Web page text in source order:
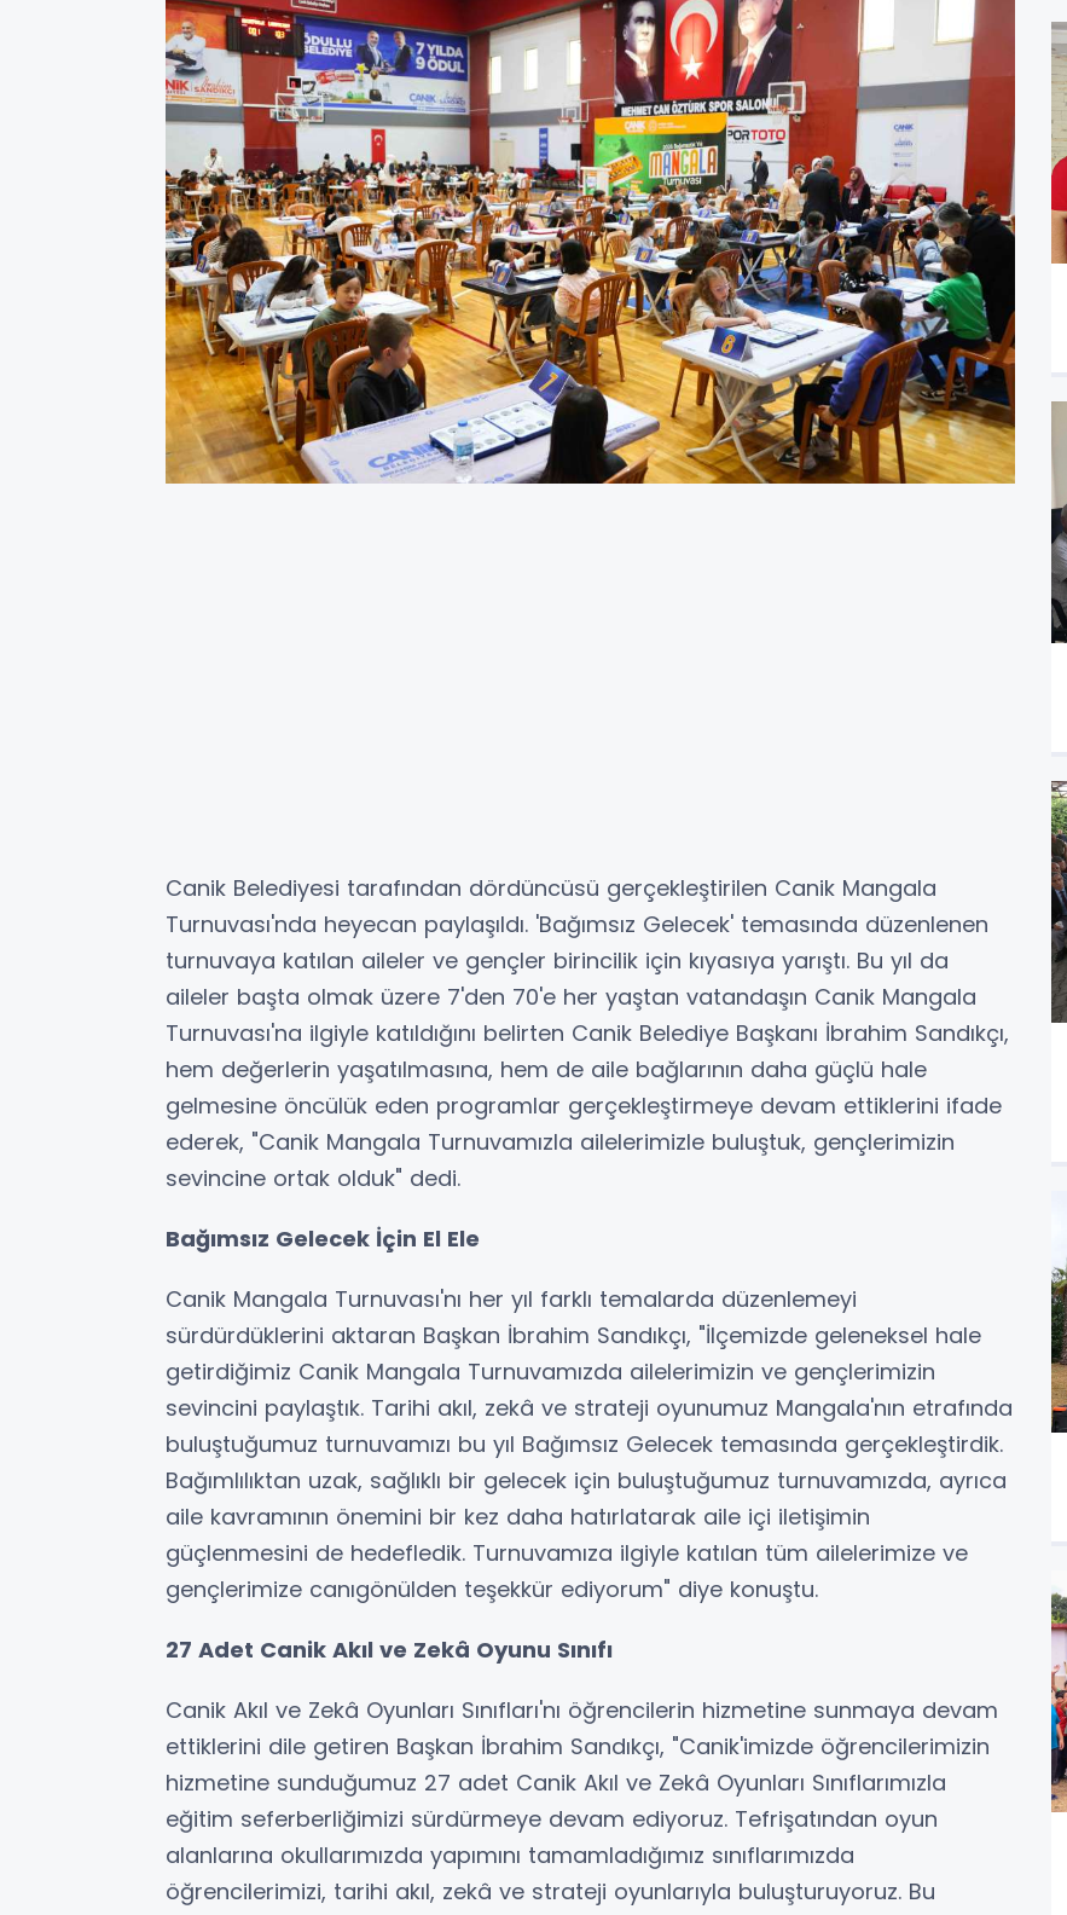
Canik Belediyesi tarafından dördüncüsü gerçekleştirilen Canik Mangala
Turnuvası'nda heyecan paylaşıldı. 'Bağımsız Gelecek' temasında düzenlenen
turnuvaya katılan aileler ve gençler birincilik için kıyasıya yarıştı. Bu yıl da
aileler başta olmak üzere 7'den 70'e her yaştan vatandaşın Canik Mangala
Turnuvası'na ilgiyle katıldığını belirten Canik Belediye Başkanı İbrahim Sandıkçı,
hem değerlerin yaşatılmasına, hem de aile bağlarının daha güçlü hale
gelmesine öncülük eden programlar gerçekleştirmeye devam ettiklerini ifade
ederek, "Canik Mangala Turnuvamızla ailelerimizle buluştuk, gençlerimizin
sevincine ortak olduk" dedi.
Bağımsız Gelecek İçin El Ele
Canik Mangala Turnuvası'nı her yıl farklı temalarda düzenlemeyi
sürdürdüklerini aktaran Başkan İbrahim Sandıkçı, "İlçemizde geleneksel hale
getirdiğimiz Canik Mangala Turnuvamızda ailelerimizin ve gençlerimizin
sevincini paylaştık. Tarihi akıl, zekâ ve strateji oyunumuz Mangala'nın etrafında
buluştuğumuz turnuvamızı bu yıl Bağımsız Gelecek temasında gerçekleştirdik.
Bağımlılıktan uzak, sağlıklı bir gelecek için buluştuğumuz turnuvamızda, ayrıca
aile kavramının önemini bir kez daha hatırlatarak aile içi iletişimin
güçlenmesini de hedefledik. Turnuvamıza ilgiyle katılan tüm ailelerimize ve
gençlerimize canıgönülden teşekkür ediyorum" diye konuştu.
27 Adet Canik Akıl ve Zekâ Oyunu Sınıfı
Canik Akıl ve Zekâ Oyunları Sınıfları'nı öğrencilerin hizmetine sunmaya devam
ettiklerini dile getiren Başkan İbrahim Sandıkçı, "Canik'imizde öğrencilerimizin
hizmetine sunduğumuz 27 adet Canik Akıl ve Zekâ Oyunları Sınıflarımızla
eğitim seferberliğimizi sürdürmeye devam ediyoruz. Tefrişatından oyun
alanlarına okullarımızda yapımını tamamladığımız sınıflarımızda
öğrencilerimizi, tarihi akıl, zekâ ve strateji oyunlarıyla buluşturuyoruz. Bu